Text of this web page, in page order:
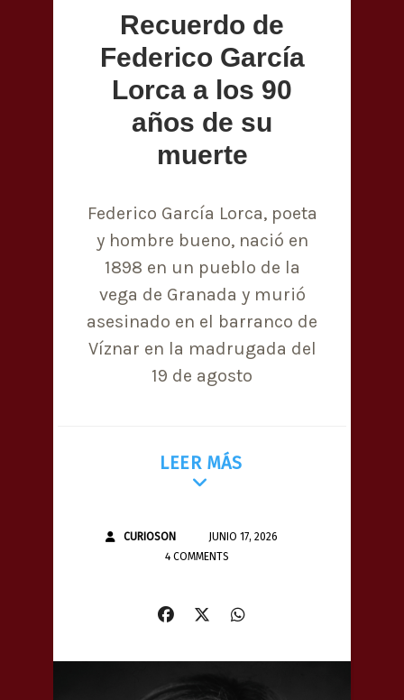
Recuerdo de
Federico García
Lorca a los 90
años de su
muerte
Federico García Lorca, poeta
y hombre bueno, nació en
1898 en un pueblo de la
vega de Granada y murió
asesinado en el barranco de
Víznar en la madrugada del
19 de agosto
LEER MÁS
CURIOSON
JUNIO 17, 2026
4 COMMENTS